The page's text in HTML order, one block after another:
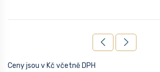
Ceny jsou v Kč včetně DPH